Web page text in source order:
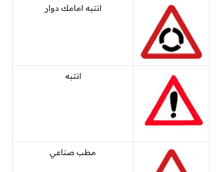
انتبه امامك دوار
انتبه
مطب صناعي